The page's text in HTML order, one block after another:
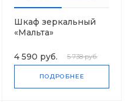
Шкаф зеркальный
«Мальта»
4 590 руб. 5 738 руб.
ПОДРОБНЕЕ